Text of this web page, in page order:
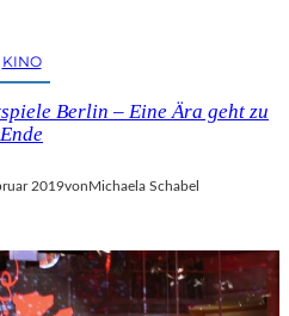
KINO
Berlin – Eine Ära geht zu
Ende
2019vonMichaela Schabel